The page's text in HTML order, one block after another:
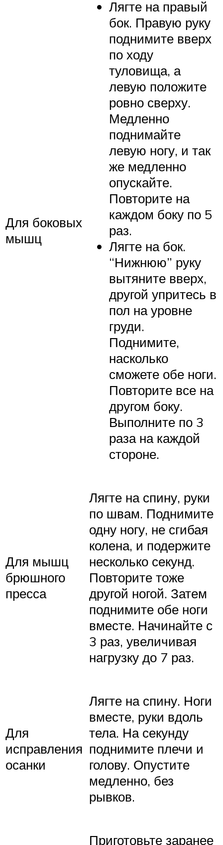
Для боковых
мышц
Лягте на правый
бок. Правую руку
поднимите вверх
по ходу
туловища, а
левую положите
ровно сверху.
Медленно
поднимайте
левую ногу, и так
же медленно
опускайте.
Повторите на
каждом боку по 5
раз.
Лягте на бок.
“Нижнюю” руку
вытяните вверх,
другой упритесь в
пол на уровне
груди.
Поднимите,
насколько
сможете обе ноги.
Повторите все на
другом боку.
Выполните по 3
раза на каждой
стороне.
Для мышц
брюшного
пресса
Лягте на спину, руки
по швам. Поднимите
одну ногу, не сгибая
колена, и подержите
несколько секунд.
Повторите тоже
другой ногой. Затем
поднимите обе ноги
вместе. Начинайте с
3 раз, увеличивая
нагрузку до 7 раз.
Для
исправления
осанки
Лягте на спину. Ноги
вместе, руки вдоль
тела. На секунду
поднимите плечи и
голову. Опустите
медленно, без
рывков.
Приготовьте заранее